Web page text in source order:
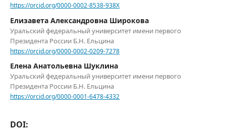
https://orcid.org/0000-0002-8538-938X
Елизавета Александровна Широкова
Уральский федеральный университет имени первого
Президента России Б.Н. Ельцина
https://orcid.org/0000-0002-0209-7278
Елена Анатольевна Шуклина
Уральский федеральный университет имени первого
Президента России Б.Н. Ельцина
https://orcid.org/0000-0001-6478-4332
DOI: